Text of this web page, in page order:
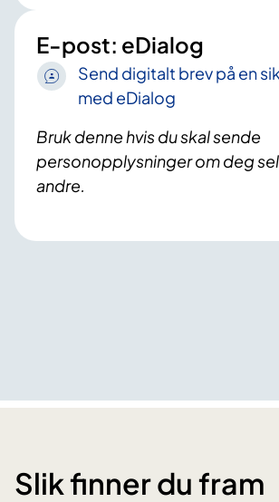
E-post: eDialog
Send digitalt brev på en
med eDialog
Bruk denne hvis du skal sende
personopplysninger om deg
andre.
Slik finner du fram